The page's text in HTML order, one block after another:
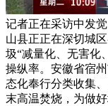
记者正在采访中发
山县正正在深切城
圾“减量化、无害化
操纵率。安徽省宿
态化奉行分类收集
末高温焚烧，为做